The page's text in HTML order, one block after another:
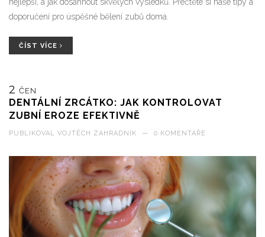
doporučení pro úspěšné bělení zubů doma.
ČÍST VÍCE
2 ČEN
DENTÁLNÍ ZRCÁTKO: JAK KONTROLOVAT
ZUBNÍ EROZE EFEKTIVNĚ
PUBLIKOVAL VOJTĚCH ZAHRADNÍK — 0 KOMENTÁŘE